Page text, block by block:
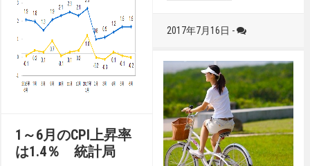
2017年7月16日 -
1～6月のCPI上昇率
は1.4％ 統計局